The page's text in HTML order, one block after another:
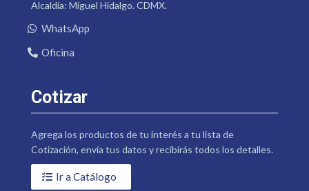
Alcaldía: Miguel Hidalgo. CDMX.
WhatsApp
Oficina
Cotizar
Agrega los productos de tu interés a tu lista de
Cotización, envía tus datos y recibirás todos los detalles.
Ir a Catálogo